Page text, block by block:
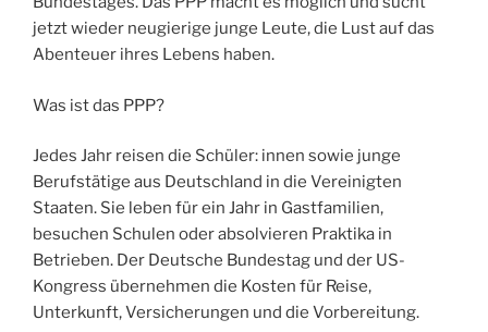
jetzt wieder neugierige junge Leute, die Lust auf das
Abenteuer ihres Lebens haben.
Was ist das PPP?
Jedes Jahr reisen die Schüler: innen sowie junge
Berufstätige aus Deutschland in die Vereinigten
Staaten. Sie leben für ein Jahr in Gastfamilien,
besuchen Schulen oder absolvieren Praktika in
Betrieben. Der Deutsche Bundestag und der US-
Kongress übernehmen die Kosten für Reise,
Unterkunft, Versicherungen und die Vorbereitung.